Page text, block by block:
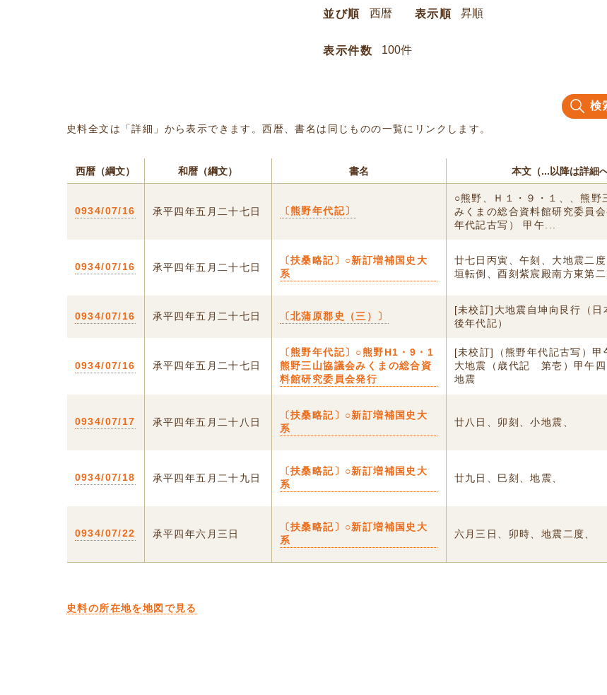
並び順 表示順
表示件数
検
史料全文は「詳細」から表示できます。西暦、書名は同じものの一覧にリンクします。
西暦（綱文） 和暦（綱文） 書名 本文（...以降は詳細へ
0934/07/16 承平四年五月二十七日 〔熊野年代記〕
○熊野、Ｈ１・９・１、、熊野
みくまの総合資料館研究委員
年代記古写） 甲午...
0934/07/16 承平四年五月二十七日
〔扶桑略記〕○新訂増補国史大
系
廿七日丙寅、午刻、大地震二
垣転倒、酉刻紫宸殿南方東第二
0934/07/16 承平四年五月二十七日 〔北蒲原郡史（三）〕
[未校訂]大地震自坤向艮行（日
後年代記）
0934/07/16 承平四年五月二十七日
〔熊野年代記〕○熊野H1・9・1
熊野三山協議会みくまの総合資
料館研究委員会発行
[未校訂]（熊野年代記古写）
大地震（歳代記 第壱）甲午
地震
0934/07/17 承平四年五月二十八日
〔扶桑略記〕○新訂増補国史大
系
廿八日、卯刻、小地震、
0934/07/18 承平四年五月二十九日
〔扶桑略記〕○新訂増補国史大
系
廿九日、巳刻、地震、
0934/07/22 承平四年六月三日
〔扶桑略記〕○新訂増補国史大
系
六月三日、卯時、地震二度、
史料の所在地を地図で見る